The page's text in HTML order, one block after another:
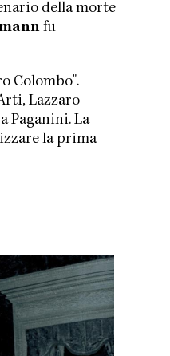
della morte
fu
Colombo".
Lazzaro
Paganini. La
la prima